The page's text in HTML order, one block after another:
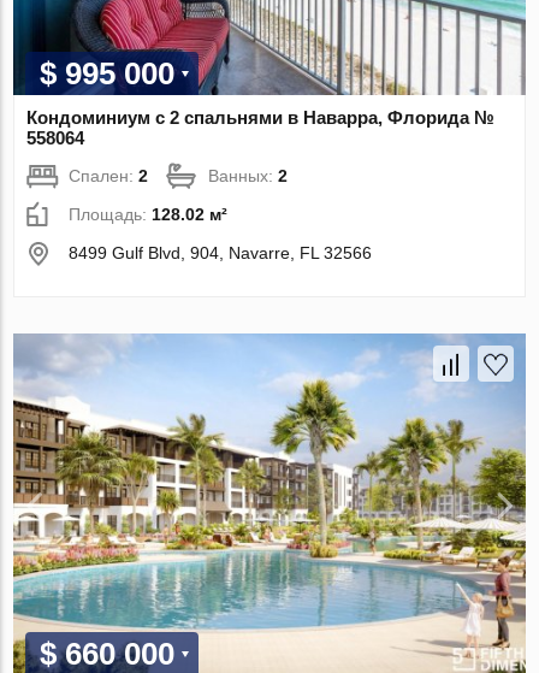
$ 995 000
Кондоминиум с 2 спальнями в Наварра, Флорида №
558064
Спален:2 Ванных:2
Площадь: 128.02 м²
8499 Gulf Blvd, 904, Navarre, FL 32566
$ 660 000